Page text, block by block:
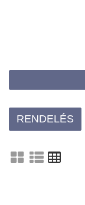
RENDELÉS